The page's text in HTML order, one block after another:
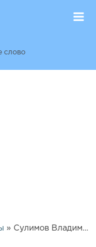
» Сулимов Владимир – Купе без номера | 25422